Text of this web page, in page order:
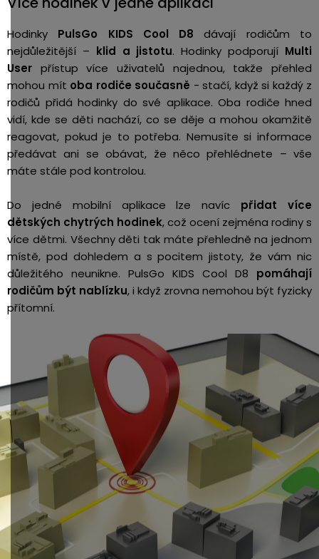
Hodinky PulsGo KIDS Cool D8 dávají rodičům to
nejdůležitější – klid a jistotu. Hodinky podporují Multi
User přístup více uživatelů najednou, takže přehled
mohou mít oba rodiče současně - stačí, když si každý z
rodičů přidá hodinky do své aplikace. Oba rodiče hned
vidí, kde se děti nachází, co se děje a mohou okamžitě
reagovat, pokud je to potřeba. Nemusíte si informace
předávat ani se obávat, že něco přehlédnete – vše
máte stále pod kontrolou.
Do jedné mobilní aplikace lze navíc přidat více
dětských chytrých hodinek, což ocení zejména rodiny s
více dětmi. Všechny děti tak máte přehledně na jednom
místě, pod dohledem a s pocitem jistoty, že vám nic
důležitého neunikne. PulsGo KIDS Cool D8 pomáhají
rodičům být nablízku, i když zrovna nemohou být fyzicky
přítomní.